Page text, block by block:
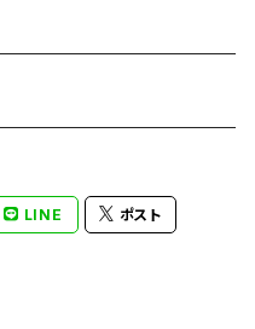
LINE ポスト